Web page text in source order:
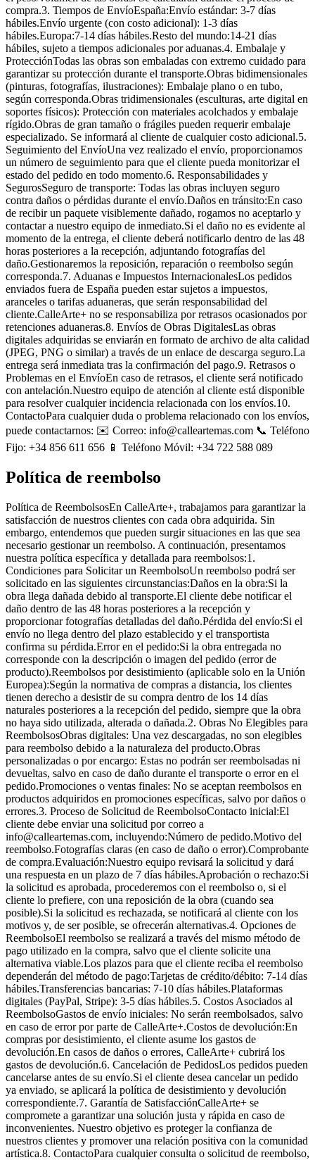
compra.3. Tiempos de EnvíoEspaña:Envío estándar: 3-7 días
hábiles.Envío urgente (con costo adicional): 1-3 días
hábiles.Europa:7-14 días hábiles.Resto del mundo:14-21 días
hábiles, sujeto a tiempos adicionales por aduanas.4. Embalaje y
ProtecciónTodas las obras son embaladas con extremo cuidado para
garantizar su protección durante el transporte.Obras bidimensionales
(pinturas, fotografías, ilustraciones): Embalaje plano o en tubo,
según corresponda.Obras tridimensionales (esculturas, arte digital en
soportes físicos): Protección con materiales acolchados y embalaje
rígido.Obras de gran tamaño o frágiles pueden requerir embalaje
especializado. Se informará al cliente de cualquier costo adicional.5.
Seguimiento del EnvíoUna vez realizado el envío, proporcionamos
un número de seguimiento para que el cliente pueda monitorizar el
estado del pedido en todo momento.6. Responsabilidades y
SegurosSeguro de transporte: Todas las obras incluyen seguro
contra daños o pérdidas durante el envío.Daños en tránsito:En caso
de recibir un paquete visiblemente dañado, rogamos no aceptarlo y
contactar a nuestro equipo de inmediato.Si el daño no es evidente al
momento de la entrega, el cliente deberá notificarlo dentro de las 48
horas posteriores a la recepción, adjuntando fotografías del
daño.Gestionaremos la reposición, reparación o reembolso según
corresponda.7. Aduanas e Impuestos InternacionalesLos pedidos
enviados fuera de España pueden estar sujetos a impuestos,
aranceles o tarifas aduaneras, que serán responsabilidad del
cliente.CalleArte+ no se responsabiliza por retrasos ocasionados por
retenciones aduaneras.8. Envíos de Obras DigitalesLas obras
digitales adquiridas se enviarán en formato de archivo de alta calidad
(JPEG, PNG o similar) a través de un enlace de descarga seguro.La
entrega será inmediata tras la confirmación del pago.9. Retrasos o
Problemas en el EnvíoEn caso de retrasos, el cliente será notificado
con antelación.Nuestro equipo de atención al cliente está disponible
para resolver cualquier incidencia relacionada con los envíos.10.
ContactoPara cualquier duda o problema relacionado con los envíos,
puede contactarnos: ✉️ Correo: info@calleartemas.com 📞 Teléfono
Fijo: +34 856 611 656 📱 Teléfono Móvil: +34 722 588 089
Política de reembolso
Política de ReembolsosEn CalleArte+, trabajamos para garantizar la
satisfacción de nuestros clientes con cada obra adquirida. Sin
embargo, entendemos que pueden surgir situaciones en las que sea
necesario gestionar un reembolso. A continuación, presentamos
nuestra política específica y detallada para reembolsos:1.
Condiciones para Solicitar un ReembolsoUn reembolso podrá ser
solicitado en las siguientes circunstancias:Daños en la obra:Si la
obra llega dañada debido al transporte.El cliente debe notificar el
daño dentro de las 48 horas posteriores a la recepción y
proporcionar fotografías detalladas del daño.Pérdida del envío:Si el
envío no llega dentro del plazo establecido y el transportista
confirma su pérdida.Error en el pedido:Si la obra entregada no
corresponde con la descripción o imagen del pedido (error de
producto).Reembolsos por desistimiento (aplicable solo en la Unión
Europea):Según la normativa de compras a distancia, los clientes
tienen derecho a desistir de su compra dentro de los 14 días
naturales posteriores a la recepción del pedido, siempre que la obra
no haya sido utilizada, alterada o dañada.2. Obras No Elegibles para
ReembolsosObras digitales: Una vez descargadas, no son elegibles
para reembolso debido a la naturaleza del producto.Obras
personalizadas o por encargo: Estas no podrán ser reembolsadas ni
devueltas, salvo en caso de daño durante el transporte o error en el
pedido.Promociones o ventas finales: No se aceptan reembolsos en
productos adquiridos en promociones específicas, salvo por daños o
errores.3. Proceso de Solicitud de ReembolsoContacto inicial:El
cliente debe enviar una solicitud por correo a
info@calleartemas.com, incluyendo:Número de pedido.Motivo del
reembolso.Fotografías claras (en caso de daño o error).Comprobante
de compra.Evaluación:Nuestro equipo revisará la solicitud y dará
una respuesta en un plazo de 7 días hábiles.Aprobación o rechazo:Si
la solicitud es aprobada, procederemos con el reembolso o, si el
cliente lo prefiere, con una reposición de la obra (cuando sea
posible).Si la solicitud es rechazada, se notificará al cliente con los
motivos y, de ser posible, se ofrecerán alternativas.4. Opciones de
ReembolsoEl reembolso se realizará a través del mismo método de
pago utilizado en la compra, salvo que el cliente solicite una
alternativa viable.Los plazos para que el cliente reciba el reembolso
dependerán del método de pago:Tarjetas de crédito/débito: 7-14 días
hábiles.Transferencias bancarias: 7-10 días hábiles.Plataformas
digitales (PayPal, Stripe): 3-5 días hábiles.5. Costos Asociados al
ReembolsoGastos de envío iniciales: No serán reembolsados, salvo
en caso de error por parte de CalleArte+.Costos de devolución:En
compras por desistimiento, el cliente asume los gastos de
devolución.En casos de daños o errores, CalleArte+ cubrirá los
gastos de devolución.6. Cancelación de PedidosLos pedidos pueden
cancelarse antes de su envío.Si el cliente desea cancelar un pedido
ya enviado, se aplicará la política de desistimiento y devolución
correspondiente.7. Garantía de SatisfacciónCalleArte+ se
compromete a garantizar una solución justa y rápida en caso de
inconvenientes. Nuestro objetivo es proteger la confianza de
nuestros clientes y promover una relación positiva con la comunidad
artística.8. ContactoPara cualquier consulta o solicitud de reembolso,